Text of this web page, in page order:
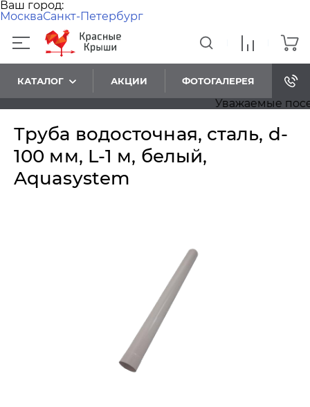
Ваш город:
МоскваСанкт-Петербург
КАТАЛОГ АКЦИИ ФОТОГАЛЕРЕЯ
Уважаемые
Труба водосточная, сталь, d-
100 мм, L-1 м, белый,
Aquasystem